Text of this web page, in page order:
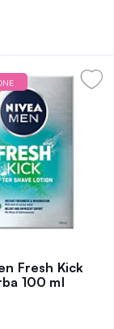
Fresh Kick
100 ml